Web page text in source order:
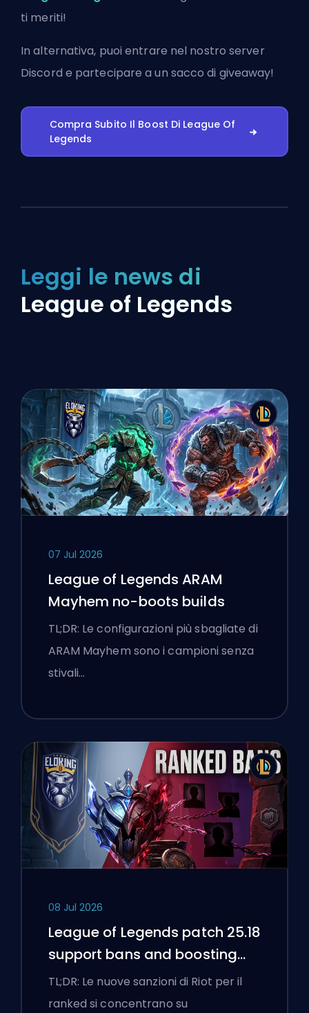
ti meriti!
In alternativa, puoientrare nel nostro server
Discord e partecipare a un sacco di giveaway!
Compra Subito Il Boost Di League Of
Legends
Leggi le news di
League of Legends
07 Jul 2026
League of Legends ARAM
Mayhem no-boots builds
TL;DR: Le configurazioni più sbagliate di
ARAM Mayhem sono i campioni senza
stivali…
08 Jul 2026
League of Legends patch 25.18
support bans and boosting
flags
TL;DR: Le nuove sanzioni di Riot per il
ranked si concentrano su